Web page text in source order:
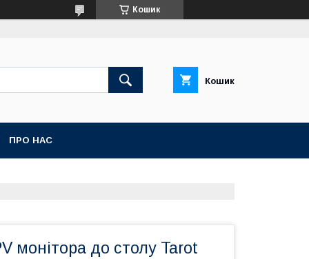
Кошик
Кошик
ПРО НАС
монітора до столу Tarot